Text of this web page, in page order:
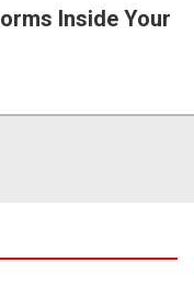
Inside Your